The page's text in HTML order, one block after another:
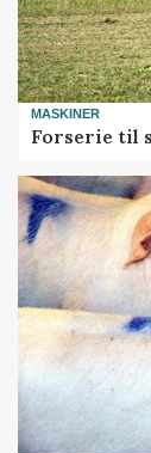
MASKINER
Forserie til